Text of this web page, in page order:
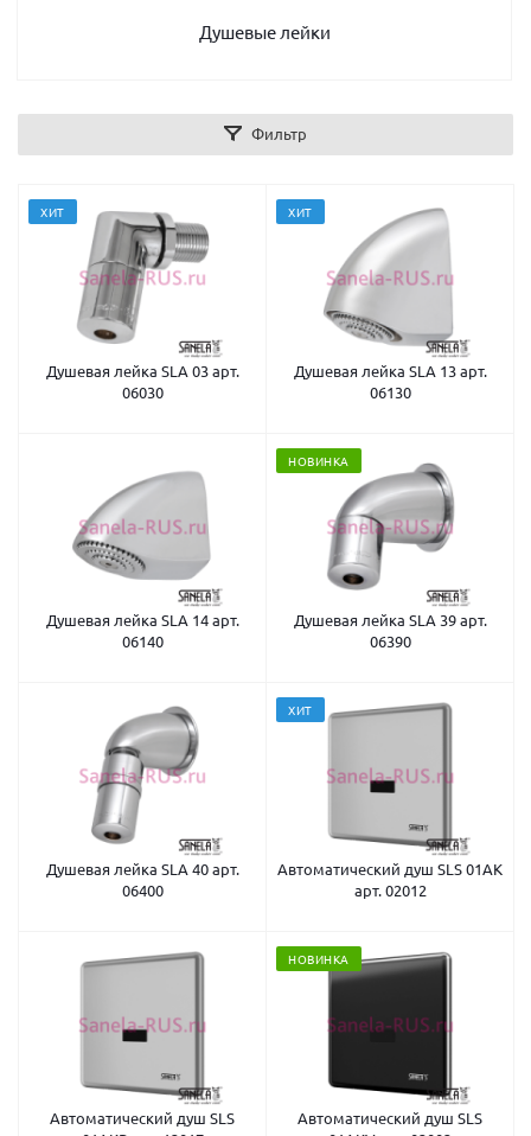
Душевые лейки
Фильтр
ХИТ
Душевая лейка SLA 03 арт.
06030
ХИТ
Душевая лейка SLA 13 арт.
06130
Душевая лейка SLA 14 арт.
06140
НОВИНКА
Душевая лейка SLA 39 арт.
06390
Душевая лейка SLA 40 арт.
06400
ХИТ
Автоматический душ SLS 01AK
арт. 02012
Автоматический душ SLS
НОВИНКА
Автоматический душ SLS